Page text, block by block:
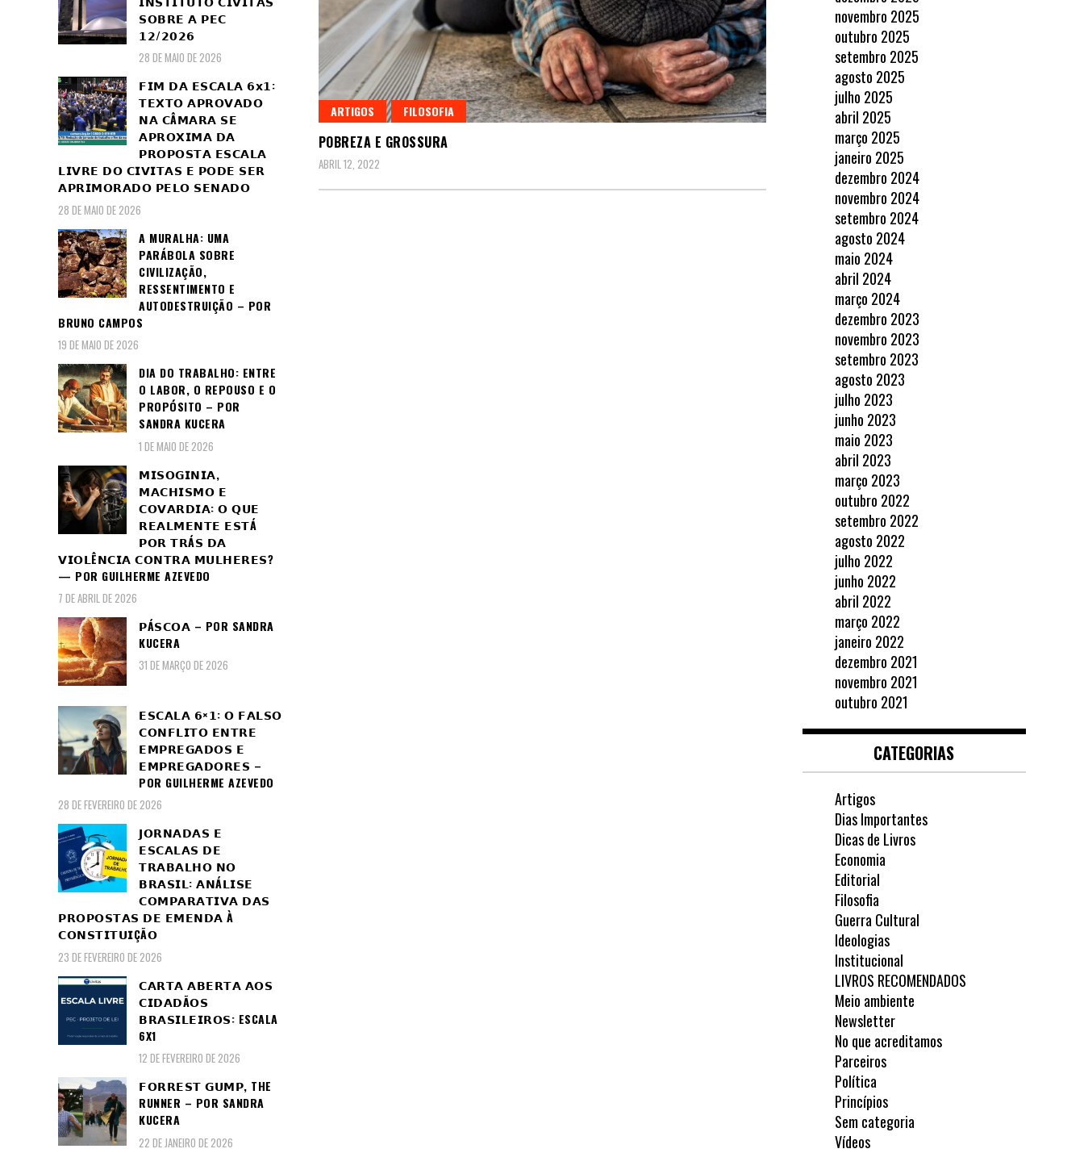
ARTIGOS FILOSOFIA
POBREZA E GROSSURA
ABRIL 12, 2022
𝗦𝗢𝗕𝗥𝗘 𝗔 𝗣𝗘𝗖
𝟭𝟮/𝟮𝟬𝟮𝟲
28 DE MAIO DE 2026
𝗙𝗜𝗠 𝗗𝗔 𝗘𝗦𝗖𝗔𝗟𝗔 𝟲𝘅𝟭:
𝗧𝗘𝗫𝗧𝗢 𝗔𝗣𝗥𝗢𝗩𝗔𝗗𝗢
𝗡𝗔 𝗖Â𝗠𝗔𝗥𝗔 𝗦𝗘
𝗔𝗣𝗥𝗢𝗫𝗜𝗠𝗔 𝗗𝗔
𝗣𝗥𝗢𝗣𝗢𝗦𝗧𝗔 𝗘𝗦𝗖𝗔𝗟𝗔
𝗟𝗜𝗩𝗥𝗘 𝗗𝗢 𝗖𝗜𝗩𝗜𝗧𝗔𝗦 𝗘 𝗣𝗢𝗗𝗘 𝗦𝗘𝗥
𝗔𝗣𝗥𝗜𝗠𝗢𝗥𝗔𝗗𝗢 𝗣𝗘𝗟𝗢 𝗦𝗘𝗡𝗔𝗗𝗢
28 DE MAIO DE 2026
A MURALHA: UMA
PARÁBOLA SOBRE
CIVILIZAÇÃO,
RESSENTIMENTO E
AUTODESTRUIÇÃO – POR
BRUNO CAMPOS
19 DE MAIO DE 2026
DIA DO TRABALHO: ENTRE
O LABOR, O REPOUSO E O
PROPÓSITO – POR
SANDRA KUCERA
1 DE MAIO DE 2026
𝗠𝗜𝗦𝗢𝗚𝗜𝗡𝗜𝗔,
𝗠𝗔𝗖𝗛𝗜𝗦𝗠𝗢 𝗘
𝗖𝗢𝗩𝗔𝗥𝗗𝗜𝗔: 𝗢 𝗤𝗨𝗘
𝗥𝗘𝗔𝗟𝗠𝗘𝗡𝗧𝗘 𝗘𝗦𝗧Á
𝗣𝗢𝗥 𝗧𝗥Á𝗦 𝗗𝗔
𝗩𝗜𝗢𝗟Ê𝗡𝗖𝗜𝗔 𝗖𝗢𝗡𝗧𝗥𝗔 𝗠𝗨𝗟𝗛𝗘𝗥𝗘𝗦?
— POR GUILHERME AZEVEDO
7 DE ABRIL DE 2026
𝗣Á𝗦𝗖𝗢𝗔 – POR SANDRA
KUCERA
31 DE MARÇO DE 2026
𝗘𝗦𝗖𝗔𝗟𝗔 𝟲×𝟭: 𝗢 𝗙𝗔𝗟𝗦𝗢
𝗖𝗢𝗡𝗙𝗟𝗜𝗧𝗢 𝗘𝗡𝗧𝗥𝗘
𝗘𝗠𝗣𝗥𝗘𝗚𝗔𝗗𝗢𝗦 𝗘
𝗘𝗠𝗣𝗥𝗘𝗚𝗔𝗗𝗢𝗥𝗘𝗦 –
POR GUILHERME AZEVEDO
28 DE FEVEREIRO DE 2026
𝗝𝗢𝗥𝗡𝗔𝗗𝗔𝗦 𝗘
𝗘𝗦𝗖𝗔𝗟𝗔𝗦 𝗗𝗘
𝗧𝗥𝗔𝗕𝗔𝗟𝗛𝗢 𝗡𝗢
𝗕𝗥𝗔𝗦𝗜𝗟: 𝗔𝗡Á𝗟𝗜𝗦𝗘
𝗖𝗢𝗠𝗣𝗔𝗥𝗔𝗧𝗜𝗩𝗔 𝗗𝗔𝗦
𝗣𝗥𝗢𝗣𝗢𝗦𝗧𝗔𝗦 𝗗𝗘 𝗘𝗠𝗘𝗡𝗗𝗔 À
𝗖𝗢𝗡𝗦𝗧𝗜𝗧𝗨𝗜ÇÃ𝗢
23 DE FEVEREIRO DE 2026
𝗖𝗔𝗥𝗧𝗔 𝗔𝗕𝗘𝗥𝗧𝗔 𝗔𝗢𝗦
𝗖𝗜𝗗𝗔𝗗Ã𝗢𝗦
𝗕𝗥𝗔𝗦𝗜𝗟𝗘𝗜𝗥𝗢𝗦: ESCALA
6X1
12 DE FEVEREIRO DE 2026
𝗙𝗢𝗥𝗥𝗘𝗦𝗧 𝗚𝗨𝗠𝗣, THE
RUNNER – POR SANDRA
KUCERA
22 DE JANEIRO DE 2026
novembro 2025
outubro 2025
setembro 2025
agosto 2025
julho 2025
abril 2025
março 2025
janeiro 2025
dezembro 2024
novembro 2024
setembro 2024
agosto 2024
maio 2024
abril 2024
março 2024
dezembro 2023
novembro 2023
setembro 2023
agosto 2023
julho 2023
junho 2023
maio 2023
abril 2023
março 2023
outubro 2022
setembro 2022
agosto 2022
julho 2022
junho 2022
abril 2022
março 2022
janeiro 2022
dezembro 2021
novembro 2021
outubro 2021
CATEGORIAS
Artigos
Dias Importantes
Dicas de Livros
Economia
Editorial
Filosofia
Guerra Cultural
Ideologias
Institucional
LIVROS RECOMENDADOS
Meio ambiente
Newsletter
No que acreditamos
Parceiros
Política
Princípios
Sem categoria
Vídeos